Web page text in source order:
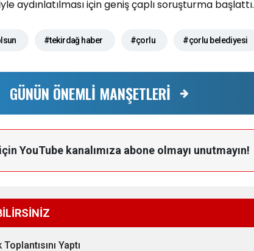
aydınlatılması için geniş çaplı soruşturma başlattı.
#tekirdağ haber #çorlu #çorlu belediyesi
GÜNÜN ÖNEMLİ MANŞETLERİ
YouTube kanalımıza abone olmayı unutmayın!
Yaptı